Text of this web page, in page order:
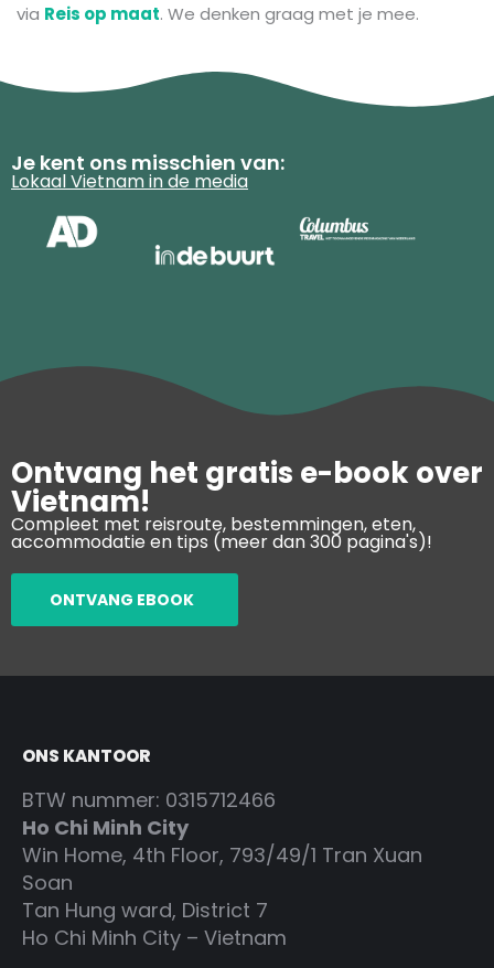
via Reis op maat. We denken graag met je mee.
Je kent ons misschien van:
Lokaal Vietnam in de media
Ontvang het gratis e-book over
Vietnam!
Compleet met reisroute, bestemmingen, eten,
accommodatie en tips (meer dan 300 pagina's)!
ONTVANG EBOOK
ONS KANTOOR
BTW nummer: 0315712466
Ho Chi Minh City
Win Home, 4th Floor, 793/49/1 Tran Xuan
Soan
Tan Hung ward, District 7
Ho Chi Minh City – Vietnam